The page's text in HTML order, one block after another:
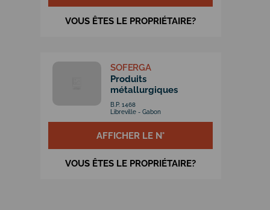
VOUS ÊTES LE PROPRIÉTAIRE?
SOFERGA
Produits
métallurgiques
B.P. 1468
Libreville - Gabon
AFFICHER LE N°
VOUS ÊTES LE PROPRIÉTAIRE?